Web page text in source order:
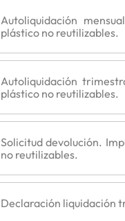
Autoliquidación
plástico no reutilizables.
Autoliquidación
plástico no reutilizables.
Solicitud devolución.
no reutilizables.
Declaración liquidación